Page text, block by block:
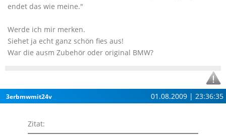
endet das wie meine."
Werde ich mir merken.
Siehet ja echt ganz schön fies aus!
War die ausm Zubehör oder original BMW?
3erbmwmit24v 01.08.2009 | 23:36:35
Zitat: